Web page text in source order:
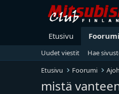
Etusivu Foorumi
Uudet viestit
Hae
Etusivu
Foorumi
mistä